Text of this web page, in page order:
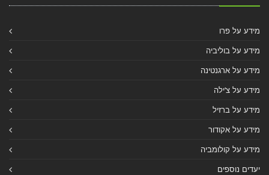
מידע על פרו
מידע על בוליביה
מידע על ארגנטינה
מידע על צ'ילה
מידע על ברזיל
מידע על אקודור
מידע על קולומביה
יעדים נוספים